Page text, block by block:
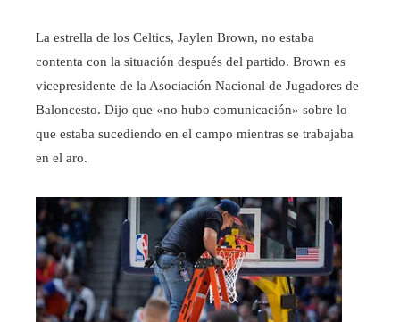
La estrella de los Celtics, Jaylen Brown, no estaba
contenta con la situación después del partido. Brown es
vicepresidente de la Asociación Nacional de Jugadores de
Baloncesto. Dijo que «no hubo comunicación» sobre lo
que estaba sucediendo en el campo mientras se trabajaba
en el aro.